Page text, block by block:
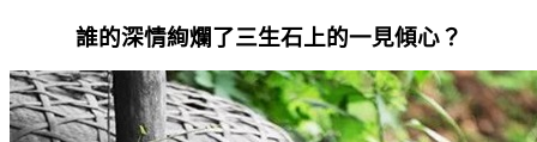
誰的深情絢爛了三生石上的一見傾心？